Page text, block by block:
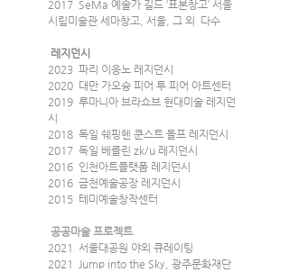
2017  SeMa 예술가 길드 ‘표본창고’ 서울
시립미술관 세마창고, 서울, 그 외  다수
레지던시
2023  파리 이응노 레지던시
2020  대만 가오슝 피어 투 피어 아트센터
2019  루마니아 브라쇼브 현대미술 레지던
시
2018  독일 쉐핑헨 쿤스트 돌프 레지던시
2017  독일 베를린 zk/u 레지던시
2016  인천아트플랫폼 레지던시
2016  금천예술공장 레지던시
2015  테미예술창작센터
공공마술 프로젝트
2021  서울대공원 야외 큐레이팅
2021  Jump into the Sky, 광주문화재단